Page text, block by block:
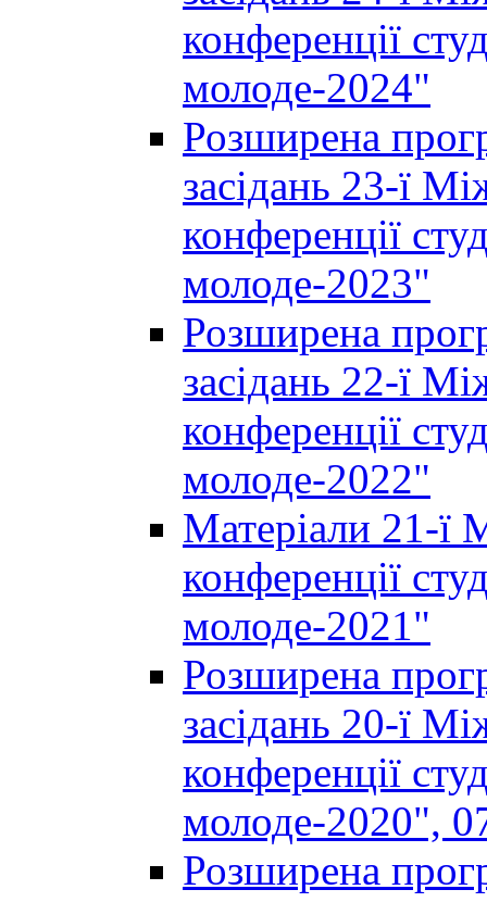
конференції
молоде-2024"
Розширена
засідань 23-ї
конференції
молоде-2023"
Розширена
засідань 22-ї
конференції
молоде-2022"
Матеріали 21-ї
конференції
молоде-2021"
Розширена
засідань 20-ї
конференції
молоде-2020",
Розширена